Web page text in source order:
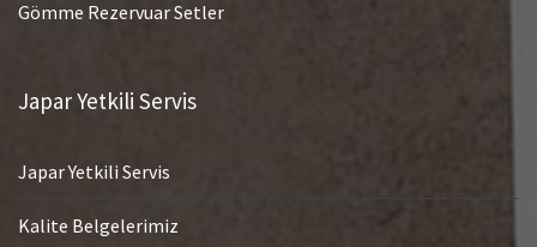
Gömme Rezervuar Setler
Japar Yetkili Servis
Japar Yetkili Servis
Kalite Belgelerimiz